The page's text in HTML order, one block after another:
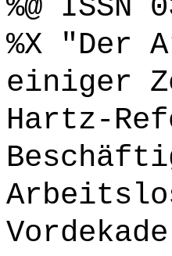
%@ ISSN
%X "Der
einiger
Hartz-